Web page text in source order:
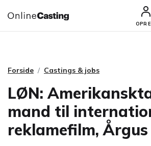
CASTINGS & JOBS SØG
Forside Castings & jobs
LØN:
mand til
reklamefilm, Årgus